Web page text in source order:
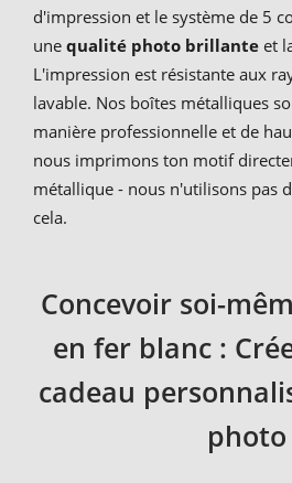
d'impression et le système de 5
une qualité photo brillante et
L'impression est résistante aux
lavable. Nos boîtes métalliques
manière professionnelle et de
nous imprimons ton motif
métallique - nous n'utilisons pas
cela.
Concevoir soi-
en fer blanc :
cadeau
photo